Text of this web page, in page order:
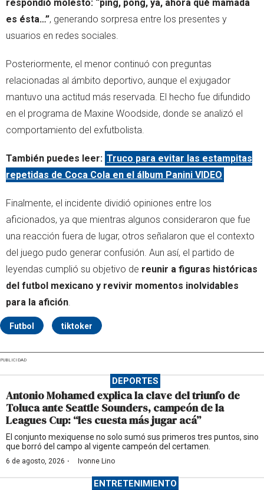
respondió molesto: “ping, pong, ya, ahora qué mamada
es ésta…”, generando sorpresa entre los presentes y
usuarios en redes sociales.
Posteriormente, el menor continuó con preguntas
relacionadas al ámbito deportivo, aunque el exjugador
mantuvo una actitud más reservada. El hecho fue difundido
en el programa de Maxine Woodside, donde se analizó el
comportamiento del exfutbolista.
También puedes leer: Truco para evitar las estampitas
repetidas de Coca Cola en el álbum Panini VIDEO
Finalmente, el incidente dividió opiniones entre los
aficionados, ya que mientras algunos consideraron que fue
una reacción fuera de lugar, otros señalaron que el contexto
del juego pudo generar confusión. Aun así, el partido de
leyendas cumplió su objetivo de reunir a figuras históricas
del futbol mexicano y revivir momentos inolvidables
para la afición.
Futbol tiktoker
PUBLICIDAD
DEPORTES
Antonio Mohamed explica la clave del triunfo de
Toluca ante Seattle Sounders, campeón de la
Leagues Cup: “les cuesta más jugar acá”
El conjunto mexiquense no solo sumó sus primeros tres puntos, sino
que borró del campo al vigente campeón del certamen.
6 de agosto, 2026 · Ivonne Lino
ENTRETENIMIENTO